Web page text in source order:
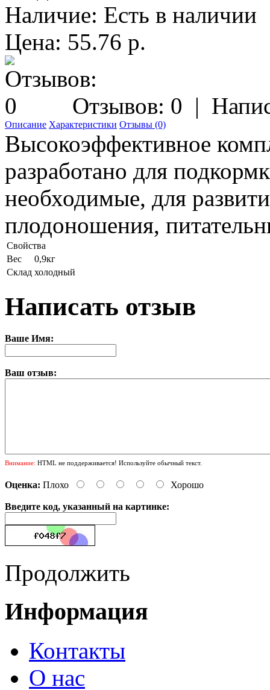
Наличие: Есть в наличии
Цена: 55.76 р.
Отзывов: 0 |
Описание Характеристики Отзывы (0)
Высокоэффективное
разработано для
необходимые, для
плодоношения,
Свойства
Вес
0,9кг
Склад холодный
Написать отзыв
Ваше Имя:
Ваш отзыв:
Внимание: HTML не поддерживается! Используйте обычный текст.
Оценка: Плохо Хорошо
Введите код, указанный на картинке:
Продолжить
Информация
Контакты
О нас